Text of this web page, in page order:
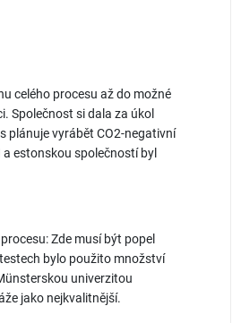
celého procesu až do možné
Společnost si dala za úkol
plánuje vyrábět CO2-negativní
estonskou společností byl
Zde musí být popel
bylo použito množství
univerzitou
jako nejkvalitnější.